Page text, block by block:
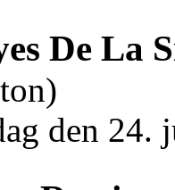
De La
den